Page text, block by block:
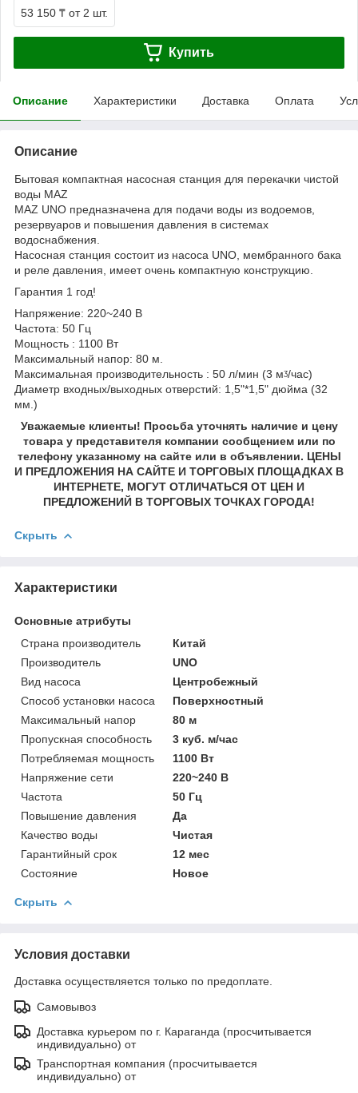
53 150 ₸ от 2 шт.
Купить
Описание Характеристики Доставка Оплата
Описание
Бытовая компактная насосная станция для перекачки чистой
воды MAZ
MAZ UNO предназначена для подачи воды из водоемов,
резервуаров и повышения давления в системах
водоснабжения.
Насосная станция состоит из насоса UNO, мембранного бака
и реле давления, имеет очень компактную конструкцию.
Гарантия 1 год!
Напряжение: 220~240 В
Частота: 50 Гц
Мощность : 1100 Вт
Максимальный напор: 80 м.
Максимальная производительность : 50 л/мин (3 мᶾ/час)
Диаметр входных/выходных отверстий: 1,5"*1,5" дюйма (32
мм.)
Уважаемые клиенты! Просьба уточнять наличие и цену
товара у представителя компании сообщением или по
телефону указанному на сайте или в объявлении. ЦЕНЫ
И ПРЕДЛОЖЕНИЯ НА САЙТЕ И ТОРГОВЫХ ПЛОЩАДКАХ В
ИНТЕРНЕТЕ, МОГУТ ОТЛИЧАТЬСЯ ОТ ЦЕН И
ПРЕДЛОЖЕНИЙ В ТОРГОВЫХ ТОЧКАХ ГОРОДА!
Скрыть
Характеристики
Основные атрибуты
Страна производитель
Китай
Производитель
UNO
Вид насоса
Центробежный
Способ установки насоса
Поверхностный
Максимальный напор
80 м
Пропускная способность
3 куб. м/час
Потребляемая мощность
1100 Вт
Напряжение сети
220~240 В
Частота
50 Гц
Повышение давления
Да
Качество воды
Чистая
Гарантийный срок
12 мес
Состояние
Новое
Скрыть
Условия доставки
Доставка осуществляется только по предоплате.
Самовывоз
Доставка курьером по г. Караганда (просчитывается
индивидуально) от
Транспортная компания (просчитывается
индивидуально) от